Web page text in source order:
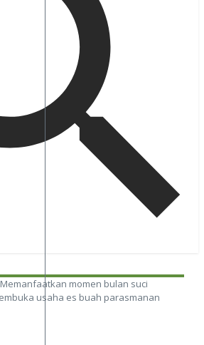
Memanfaatkan momen bulan suci
usaha es buah parasmanan